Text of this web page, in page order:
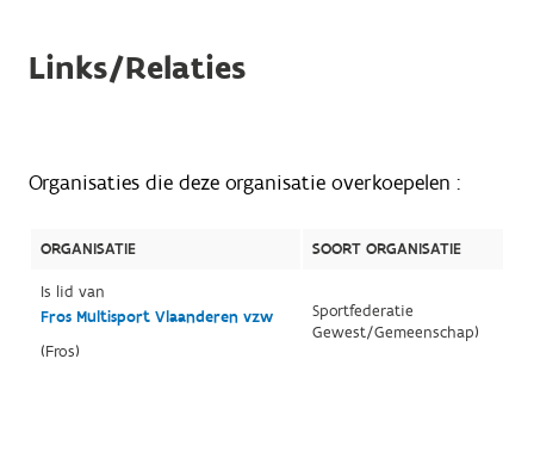
Links/Relaties
Organisaties die deze organisatie overkoepelen :
ORGANISATIE
SOORT ORGANISATIE
Is lid van
Fros Multisport Vlaanderen vzw
(Fros)
Sportfederatie
Gewest/Gemeenschap)